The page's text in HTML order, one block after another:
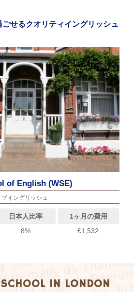
ごせるクオリティイングリッシュ
of English (WSE)
イングリッシュ
日本人比率
1ヶ月の費用
8% £1,532
IN LONDON